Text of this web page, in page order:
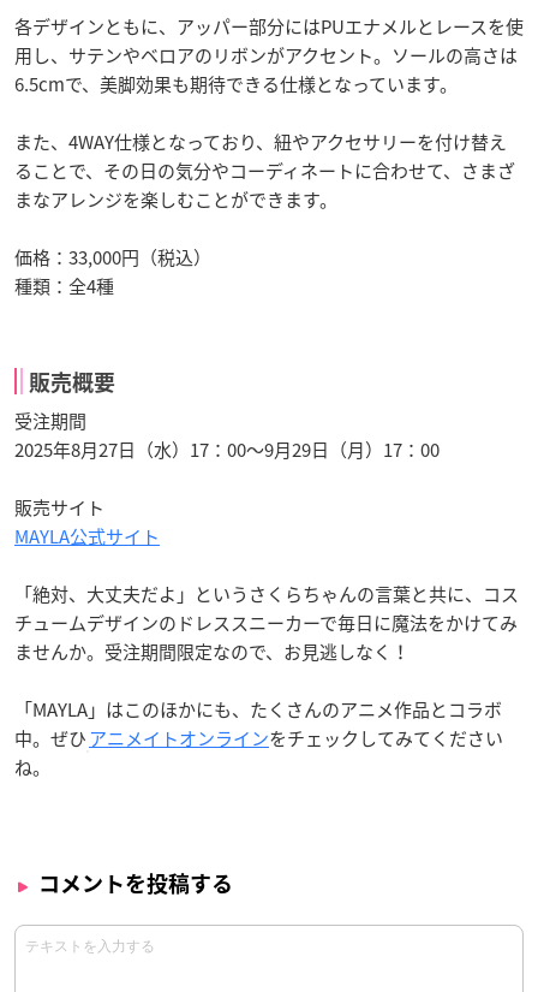
各デザインともに、アッパー部分にはPUエナメルとレースを使
用し、サテンやベロアのリボンがアクセント。ソールの高さは
6.5cmで、美脚効果も期待できる仕様となっています。
また、4WAY仕様となっており、紐やアクセサリーを付け替え
ることで、その日の気分やコーディネートに合わせて、さまざ
まなアレンジを楽しむことができます。
価格：33,000円（税込）
種類：全4種
販売概要
受注期間
2025年8月27日（水）17：00～9月29日（月）17：00
販売サイト
MAYLA公式サイト
「絶対、大丈夫だよ」というさくらちゃんの言葉と共に、コス
チュームデザインのドレススニーカーで毎日に魔法をかけてみ
ませんか。受注期間限定なので、お見逃しなく！
「MAYLA」はこのほかにも、たくさんのアニメ作品とコラボ
中。ぜひアニメイトオンラインをチェックしてみてください
ね。
コメントを投稿する